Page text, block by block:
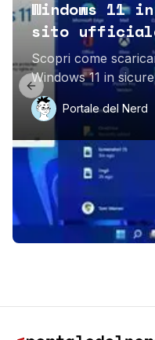
Windows 11
sito
Scopri come
Windows 11 in
guida passo-passo
Portale del Nerd
Previous slide